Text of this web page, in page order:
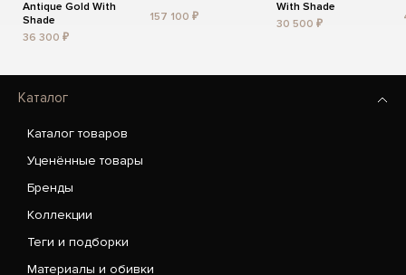
Antique Gold With
Shade
36 300 ₽
157 100 ₽
With Shade
30 500 ₽
Каталог
Каталог товаров
Уценённые товары
Бренды
Коллекции
Теги и подборки
Материалы и обивки